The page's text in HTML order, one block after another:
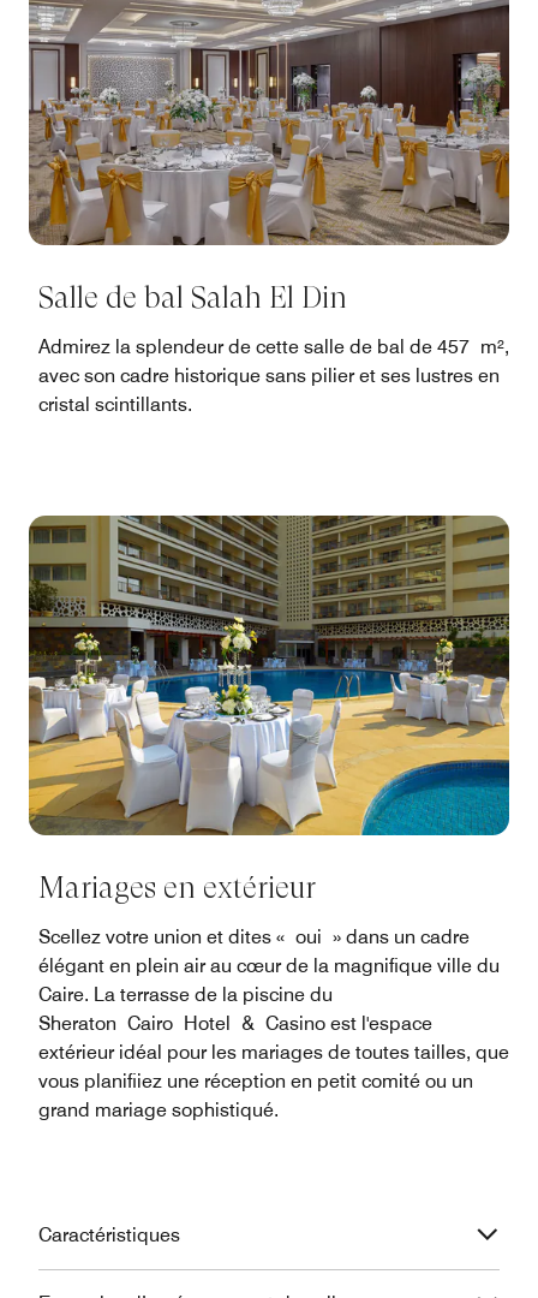
Salle de bal Salah El Din
Admirez la splendeur de cette salle de bal de 457 m²,
avec son cadre historique sans pilier et ses lustres en
cristal scintillants.
Mariages en extérieur
Scellez votre union et dites « oui » dans un cadre
élégant en plein air au cœur de la magnifique ville du
Caire. La terrasse de la piscine du
Sheraton Cairo Hotel & Casino est l'espace
extérieur idéal pour les mariages de toutes tailles, que
vous planifiiez une réception en petit comité ou un
grand mariage sophistiqué.
Caractéristiques